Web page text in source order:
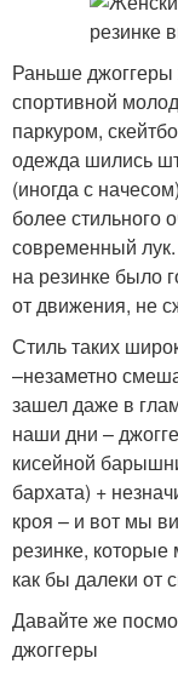
Раньше джоггеры
спортивной
паркуром,
одежда шились
(иногда с
более стильного
современный
на резинке было
от движения, не
Стиль таких
–незаметно
зашел даже в
наши дни –
кисейной
бархата) +
кроя – и вот мы
резинке,
как бы далеки от
Давайте же
джоггеры